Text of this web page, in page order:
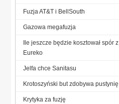
Fuzja AT&T i BellSouth
Gazowa megafuzja
Ile jeszcze będzie kosztował spór z
Eureko
Jelfa chce Sanitasu
Krotoszyński but zdobywa pustynię
Krytyka za fuzję